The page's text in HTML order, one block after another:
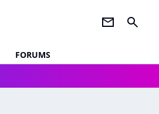
newsletter search
FORUMS